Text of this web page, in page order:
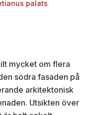
palats
mycket om flera
södra fasaden på
arkitektonisk
Utsikten över